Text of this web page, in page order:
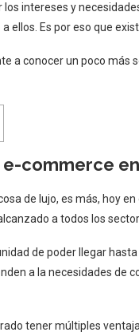
intereses y
ellos. Es por eso que
a conocer un poco
commerce
de lujo, es más, hoy
a todos los
de poder llegar
a la necesidades de
tener múltiples